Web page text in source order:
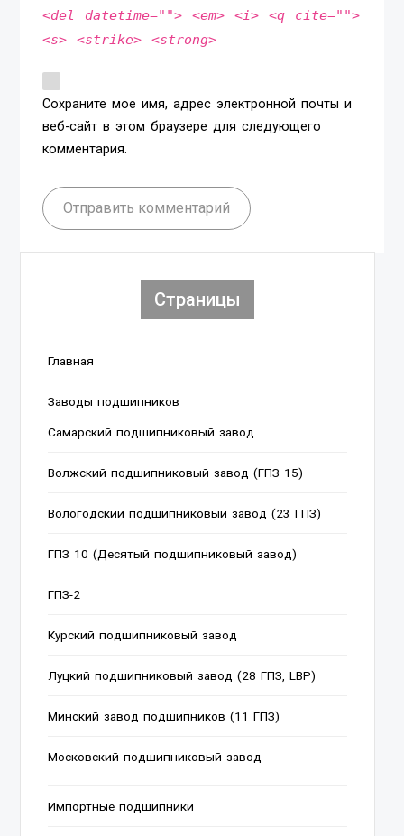
<del datetime=""> <em> <i> <q cite="">
<s> <strike> <strong>
Сохраните мое имя, адрес электронной почты и
веб-сайт в этом браузере для следующего
комментария.
Отправить комментарий
Страницы
Главная
Заводы подшипников
Cамарский подшипниковый завод
Волжский подшипниковый завод (ГПЗ 15)
Вологодский подшипниковый завод (23 ГПЗ)
ГПЗ 10 (Десятый подшипниковый завод)
ГПЗ-2
Курский подшипниковый завод
Луцкий подшипниковый завод (28 ГПЗ, LBP)
Минский завод подшипников (11 ГПЗ)
Московский подшипниковый завод
Импортные подшипники